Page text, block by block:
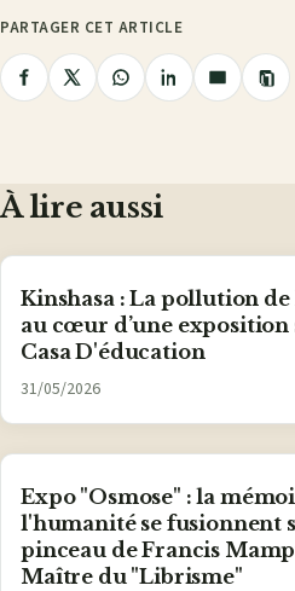
PARTAGER CET ARTICLE
PartagerPartagerPartagerPartagerPartager
le
À lire aussi
Kinshasa : La pollution
au cœur d’une exposition
Casa D'éducation
31/05/2026
Expo "Osmose" : la
l'humanité se fusionnent
pinceau de Francis
Maître du "Librisme"